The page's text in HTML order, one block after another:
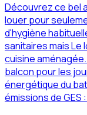
Découvrez ce bel
louer pour
d'hygiène
sanitaires mais
cuisine
balcon pour les
énergétique du
émissions de GES :